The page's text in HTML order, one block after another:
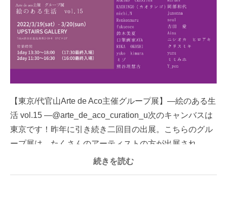
【東京/代官山Arte de Aco主催グループ展】—絵のある生
活 vol.15 —@arte_de_aco_curation_u次のキャンバスは
東京です！昨年に引き続き二回目の出展。こちらのグル
ープ展は、たくさんのアーティストの方が出展され...
続きを読む